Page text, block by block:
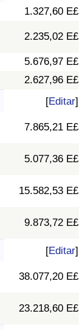
1.327,60 E£
2.235,02 E£
5.676,97 E£
2.627,96 E£
[Editar]
7.865,21 E£
5.077,36 E£
15.582,53 E£
9.873,72 E£
[Editar]
38.077,20 E£
23.218,60 E£